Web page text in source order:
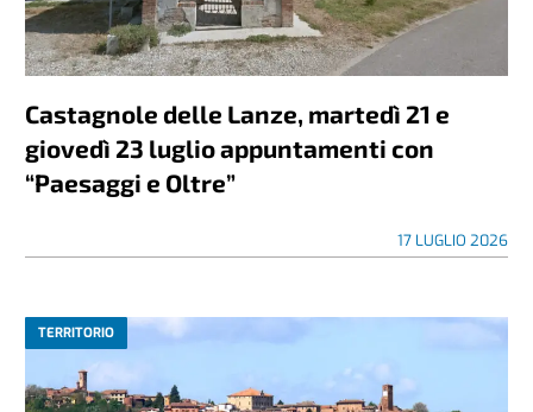
Castagnole delle Lanze, martedì 21 e
giovedì 23 luglio appuntamenti con
“Paesaggi e Oltre”
17 LUGLIO 2026
TERRITORIO